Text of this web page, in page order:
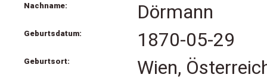
Nachname: Dörmann
Geburtsdatum: 1870-05-29
Geburtsort: Wien,